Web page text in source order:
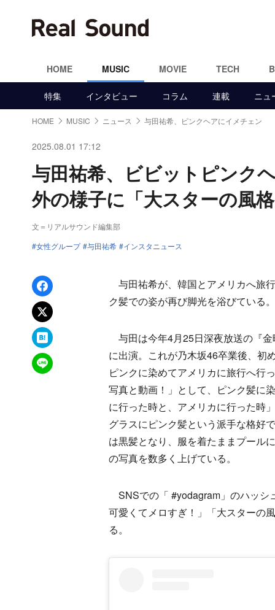
HOME MUSIC MOVIE TECH
特集 インタビュー コラム 連載 ニュ
HOME MUSIC ニュース 与田祐希、ピンクヘアにイメチェン
2025.08.01 17:12
与田祐希、ビビットピンク
外の様子に「大スターの風
文＝リアルサウンド編集部
女性グループ
与田祐希 インスタニュース
Facebookでシェア
xでポスト
はてなブックマーク
LINEで送る
与田祐希が、韓国とアメリカへ旅
ク髪での姿が再び脚光を浴びている。
与田は今年4月25日深夜放送の『
に出演。これが乃木坂46卒業後、初
ピンクに染めてアメリカに旅行へ行
写真と動画！」として、ピンク髪に
に行った時と、アメリカに行った時
グラスにピンク髪という派手な格好
は黒髪となり、服を着たままプール
の写真を数多く上げている。
SNSでの「 #yodagram」のハッシ
可愛くてメロすぎ！」「大スターの
る。